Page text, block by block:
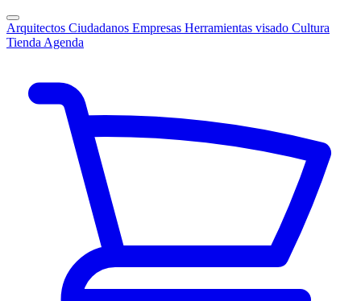
Arquitectos Ciudadanos Empresas Herramientas visado Cultura
Tienda Agenda